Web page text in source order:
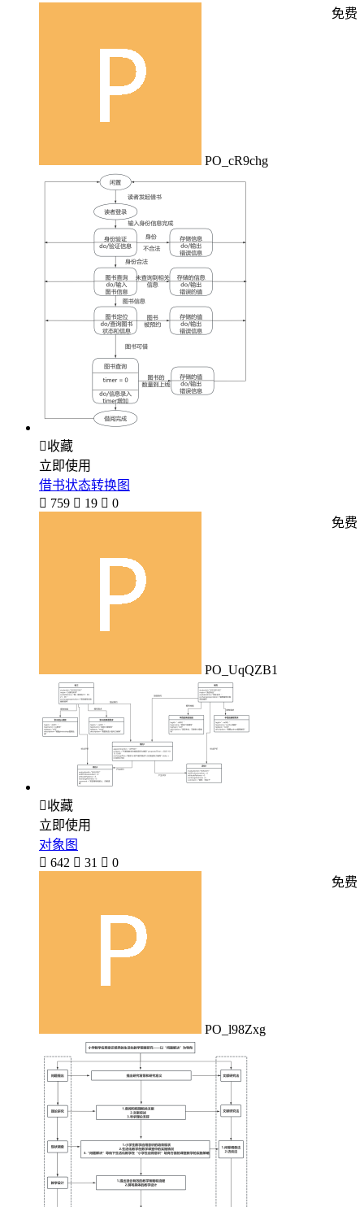
PO_cR9chg
免费
收藏
立即使用
借书状态转换图
 759  19  0
PO_UqQZB1
免费
收藏
立即使用
对象图
 642  31  0
PO_l98Zxg
免费